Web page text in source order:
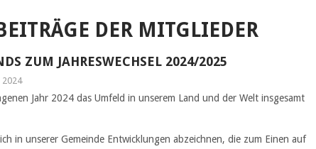
DER MITGLIEDER
ZUM JAHRESWECHSEL 2024/2025
2024
Jahr 2024 das Umfeld in unserem Land und der Welt insgesamt
in unserer Gemeinde Entwicklungen abzeichnen, die zum Einen auf